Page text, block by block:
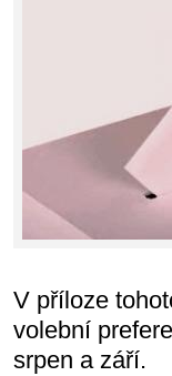
V příloze
volební
srpen a září.